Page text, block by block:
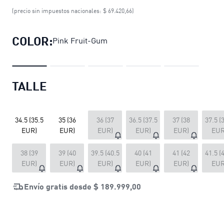
Zapatillas Palermo Elevata para
(precio sin impuestos nacionales: $ 69.420,66)
COLOR:Pink Fruit-Gum
TALLE
34.5 (35.5
EUR)
35 (36
EUR)
36 (37
EUR)
36.5 (37.5
EUR)
37 (38
EUR)
37.5
38 (39
EUR)
39 (40
EUR)
39.5 (40.5
EUR)
40 (41
EUR)
41 (42
EUR)
41.5
Envío gratis desde $ 189.999,00